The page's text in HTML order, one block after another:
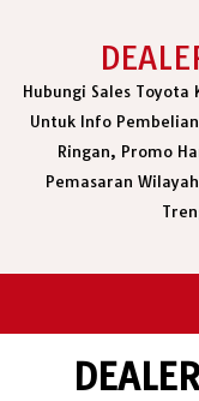
Hubungi Sales
Untuk Info
Ringan, Promo
Pemasaran